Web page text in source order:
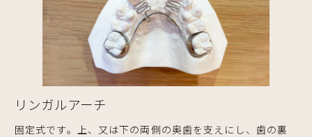
リンガルアーチ
固定式です。上、又は下の両側の奥歯を支えにし、歯の裏